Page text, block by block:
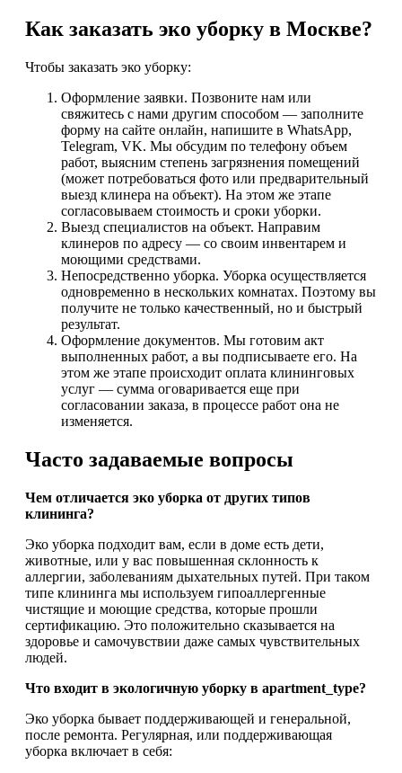
Как заказать эко уборку в Москве?
Чтобы заказать эко уборку:
Оформление заявки. Позвоните нам или
свяжитесь с нами другим способом — заполните
форму на сайте онлайн, напишите в WhatsApp,
Telegram, VK. Мы обсудим по телефону объем
работ, выясним степень загрязнения помещений
(может потребоваться фото или предварительный
выезд клинера на объект). На этом же этапе
согласовываем стоимость и сроки уборки.
Выезд специалистов на объект. Направим
клинеров по адресу — со своим инвентарем и
моющими средствами.
Непосредственно уборка. Уборка осуществляется
одновременно в нескольких комнатах. Поэтому вы
получите не только качественный, но и быстрый
результат.
Оформление документов. Мы готовим акт
выполненных работ, а вы подписываете его. На
этом же этапе происходит оплата клининговых
услуг — сумма оговаривается еще при
согласовании заказа, в процессе работ она не
изменяется.
Часто задаваемые вопросы
Чем отличается эко уборка от других типов
клининга?
Эко уборка подходит вам, если в доме есть дети,
животные, или у вас повышенная склонность к
аллергии, заболеваниям дыхательных путей. При таком
типе клининга мы используем гипоаллергенные
чистящие и моющие средства, которые прошли
сертификацию. Это положительно сказывается на
здоровье и самочувствии даже самых чувствительных
людей.
Что входит в экологичную уборку в apartment_type?
Эко уборка бывает поддерживающей и генеральной,
после ремонта. Регулярная, или поддерживающая
уборка включает в себя: